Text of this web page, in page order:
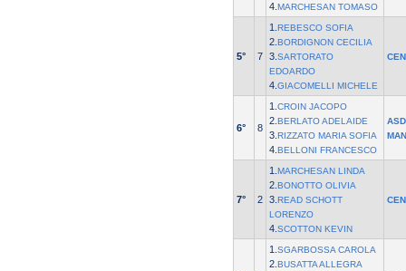
4. MARCHESAN TOMASO
5° 7
1. REBESCO SOFIA
2. BORDIGNON CECILIA
3. SARTORATO
EDOARDO
4. GIACOMELLI MICHELE
6° 8
1. CROIN JACOPO
2. BERLATO ADELAIDE
3. RIZZATO MARIA SOFIA
4. BELLONI FRANCESCO
7° 2
1. MARCHESAN LINDA
2. BONOTTO OLIVIA
3. READ SCHOTT
LORENZO
4. SCOTTON KEVIN
1. SGARBOSSA CAROLA
2. BUSATTA ALLEGRA